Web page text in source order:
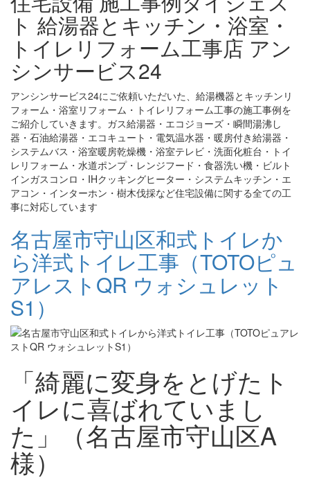
ト 給湯器とキッチン・浴室・
トイレリフォーム工事店 アン
シンサービス24
アンシンサービス24にご依頼いただいた、給湯機器とキッチンリ
フォーム・浴室リフォーム・トイレリフォーム工事の施工事例を
ご紹介していきます。ガス給湯器・エコジョーズ・瞬間湯沸し
器・石油給湯器・エコキュート・電気温水器・暖房付き給湯器・
システムバス・浴室暖房乾燥機・浴室テレビ・洗面化粧台・トイ
レリフォーム・水道ポンプ・レンジフード・食器洗い機・ビルト
インガスコンロ・IHクッキングヒーター・システムキッチン・エ
アコン・インターホン・樹木伐採など住宅設備に関する全ての工
事に対応しています
名古屋市守山区和式トイレか
ら洋式トイレ工事（TOTOピュ
アレストQR ウォシュレット
S1）
「綺麗に変身をとげたト
イレに喜ばれていまし
た」（名古屋市守山区A
様）